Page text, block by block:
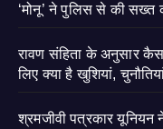
‘मोनू’ ने पुलिस से की सख्त
रावण संहिता के अनुसार
लिए क्या है खुशियां,
श्रमजीवी पत्रकार यूनियन